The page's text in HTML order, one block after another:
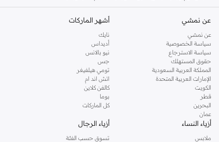
عن نمشي
عن نمشي
سياسة الخصوصية
سياسة الاسترجاع
حقوق المستهلك
المملكة العربية السعودية
الإمارات العربية المتحدة
الكويت
قطر
البحرين
عمان
أشهر الماركات
نايك
أديداس
نيو بالانس
جس
تومي هيلفيغر
اتش اند ام
كالفن كلاين
بوما
كل الماركات
أزياء النساء
ملابس
أزياء الرجال
تسوق حسب الفئة